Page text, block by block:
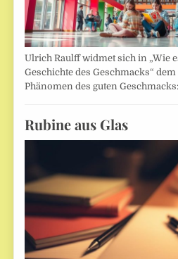
Ulrich Raulff widmet sich in „Wie
Geschichte des Geschmacks“
Phänomen des guten
Rubine aus Glas